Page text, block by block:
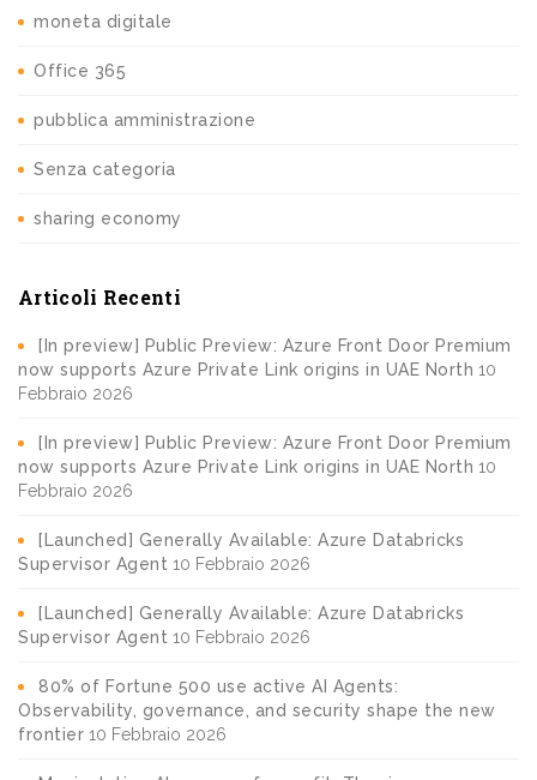
moneta digitale
Office 365
pubblica amministrazione
Senza categoria
sharing economy
Articoli Recenti
[In preview] Public Preview: Azure Front Door Premium
now supports Azure Private Link origins in UAE North 10
Febbraio 2026
[In preview] Public Preview: Azure Front Door Premium
now supports Azure Private Link origins in UAE North 10
Febbraio 2026
[Launched] Generally Available: Azure Databricks
Supervisor Agent 10 Febbraio 2026
[Launched] Generally Available: Azure Databricks
Supervisor Agent 10 Febbraio 2026
80% of Fortune 500 use active AI Agents:
Observability, governance, and security shape the new
frontier 10 Febbraio 2026